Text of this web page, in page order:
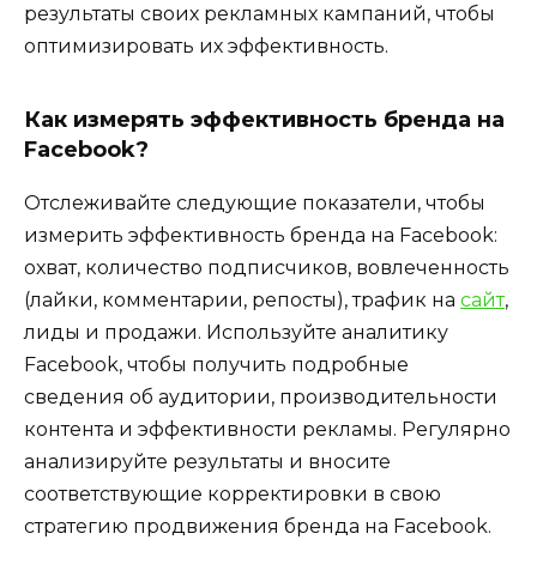
результаты своих рекламных кампаний, чтобы
оптимизировать их эффективность.
Как измерять эффективность бренда на
Facebook?
Отслеживайте следующие показатели, чтобы
измерить эффективность бренда на Facebook:
охват, количество подписчиков, вовлеченность
(лайки, комментарии, репосты), трафик на сайт,
лиды и продажи. Используйте аналитику
Facebook, чтобы получить подробные
сведения об аудитории, производительности
контента и эффективности рекламы. Регулярно
анализируйте результаты и вносите
соответствующие корректировки в свою
стратегию продвижения бренда на Facebook.